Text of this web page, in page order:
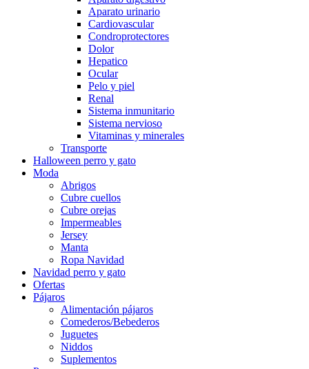
Aparato urinario
Cardiovascular
Condroprotectores
Dolor
Hepatico
Ocular
Pelo y piel
Renal
Sistema inmunitario
Sistema nervioso
Vitaminas y minerales
Transporte
Halloween perro y gato
Moda
Abrigos
Cubre cuellos
Cubre orejas
Impermeables
Jersey
Manta
Ropa Navidad
Navidad perro y gato
Ofertas
Pájaros
Alimentación pájaros
Comederos/Bebederos
Juguetes
Niddos
Suplementos